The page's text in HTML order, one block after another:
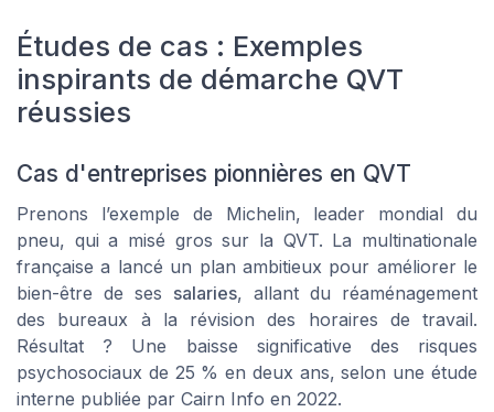
Études de cas : Exemples
inspirants de démarche QVT
réussies
Cas d'entreprises pionnières en QVT
Prenons l’exemple de Michelin, leader mondial du
pneu, qui a misé gros sur la QVT. La multinationale
française a lancé un plan ambitieux pour améliorer le
bien-être de ses salaries, allant du réaménagement
des bureaux à la révision des horaires de travail.
Résultat ? Une baisse significative des risques
psychosociaux de 25 % en deux ans, selon une étude
interne publiée par Cairn Info en 2022.